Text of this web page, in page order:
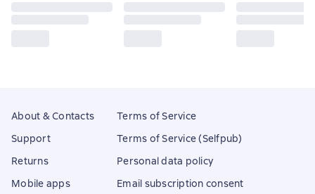
About & Contacts
Support
Returns
Mobile apps
Terms of Service
Terms of Service (Selfpub)
Personal data policy
Email subscription consent